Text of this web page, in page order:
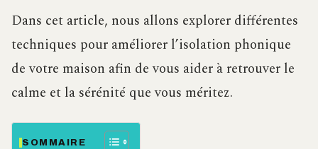
Dans cet article, nous allons explorer différentes
techniques pour améliorer l’isolation phonique
de votre maison afin de vous aider à retrouver le
calme et la sérénité que vous méritez.
SOMMAIRE